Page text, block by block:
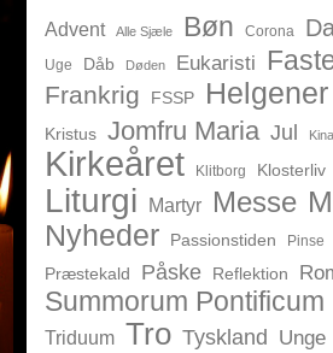
Advent Alle Sjæle Bøn Corona
Uge
Dåb Døden Eukaristi
Frankrig FSSP Helgener
Kristus Jomfru Maria Jul Kina
Kirkeåret Klitborg Klosterliv
Liturgi Martyr Messe
Nyheder
Passionstiden Pinse
Præstekald Påske Reflektion
Summorum Pontificum
Triduum Tro Tyskland Unge